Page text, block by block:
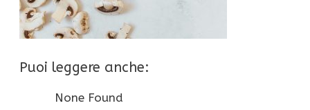
Puoi leggere anche:
None Found